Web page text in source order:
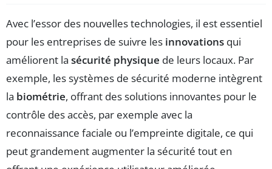
Avec l’essor des nouvelles technologies, il est essentiel
pour les entreprises de suivre les innovations qui
améliorent la sécurité physique de leurs locaux. Par
exemple, les systèmes de sécurité moderne intègrent
la biométrie, offrant des solutions innovantes pour le
contrôle des accès, par exemple avec la
reconnaissance faciale ou l’empreinte digitale, ce qui
peut grandement augmenter la sécurité tout en